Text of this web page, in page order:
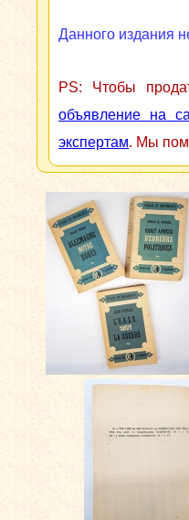
Данного издания
PS: Чтобы
объявление на
экспертам. Мы